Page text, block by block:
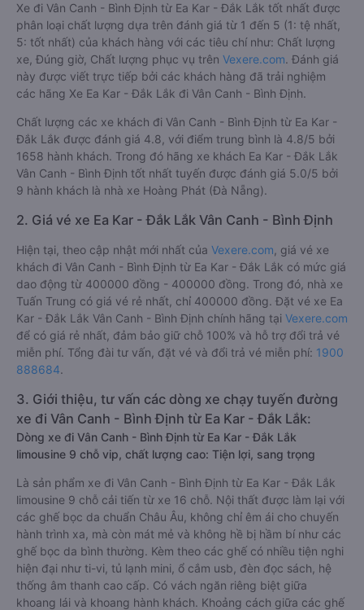
Xe đi Vân Canh - Bình Định từ Ea Kar - Đắk Lắk tốt nhất được
phân loại chất lượng dựa trên đánh giá từ 1 đến 5 (1: tệ nhất,
5: tốt nhất) của khách hàng với các tiêu chí như: Chất lượng
xe, Đúng giờ, Chất lượng phục vụ trên Vexere.com. Đánh giá
này được viết trực tiếp bởi các khách hàng đã trải nghiệm
các hãng Xe Ea Kar - Đắk Lắk đi Vân Canh - Bình Định.
Chất lượng các xe khách đi Vân Canh - Bình Định từ Ea Kar -
Đắk Lắk được đánh giá 4.8, với điểm trung bình là 4.8/5 bởi
1658 hành khách. Trong đó hãng xe khách Ea Kar - Đắk Lắk
Vân Canh - Bình Định tốt nhất tuyến được đánh giá 5.0/5 bởi
9 hành khách là nhà xe Hoàng Phát (Đà Nẵng).
2. Giá vé xe Ea Kar - Đắk Lắk Vân Canh - Bình Định
Hiện tại, theo cập nhật mới nhất của Vexere.com , giá vé xe
khách đi Vân Canh - Bình Định từ Ea Kar - Đắk Lắk có mức giá
dao động từ 400000 đồng - 400000 đồng. Trong đó, nhà xe
Tuấn Trung có giá vé rẻ nhất, chỉ 400000 đồng. Đặt vé xe Ea
Kar - Đắk Lắk Vân Canh - Bình Định chính hãng tại Vexere.com
để có giá rẻ nhất, đảm bảo giữ chỗ 100% và hỗ trợ đổi trả vé
miễn phí. Tổng đài tư vấn, đặt vé và đổi trả vé miễn phí: 1900
888684.
3. Giới thiệu, tư vấn các dòng xe chạy tuyến đường
xe đi Vân Canh - Bình Định từ Ea Kar - Đắk Lắk:
Dòng xe đi Vân Canh - Bình Định từ Ea Kar - Đắk Lắk
limousine 9 chỗ vip, chất lượng cao: Tiện lợi, sang trọng
Là sản phẩm xe đi Vân Canh - Bình Định từ Ea Kar - Đắk Lắk
limousine 9 chỗ cải tiến từ xe 16 chỗ. Nội thất được làm lại với
các ghế bọc da chuẩn Châu Âu, không chỉ êm ái cho chuyến
hành trình xa, mà còn mát mẻ và không hề bị hầm bí như các
ghế bọc da bình thường. Kèm theo các ghế có nhiều tiện nghi
hiện đại như ti-vi, tủ lạnh mini, ổ cắm usb, đèn đọc sách, hệ
thống âm thanh cao cấp. Có vách ngăn riêng biệt giữa
khoang lái và khoang hành khách. Khoảng cách giữa các ghế